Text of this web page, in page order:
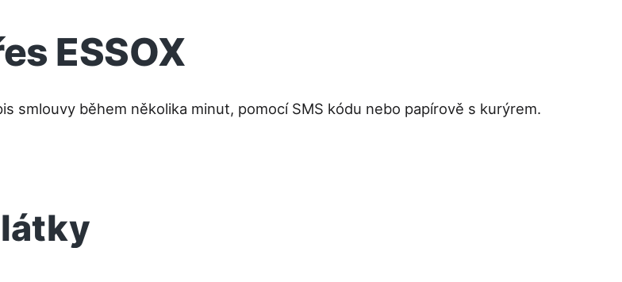
ESSOX
smlouvy během několika minut, pomocí SMS kódu nebo papírově s kurýrem.